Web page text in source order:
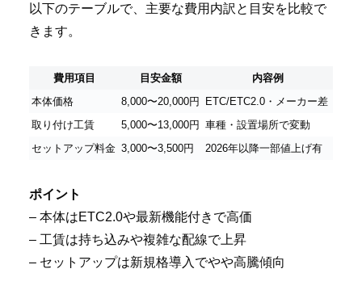
以下のテーブルで、主要な費用内訳と目安を比較で
きます。
費用項目 目安金額
内容例
本体価格
8,000〜20,000円 ETC/ETC2.0・メーカー差
取り付け工賃
5,000〜13,000円 車種・設置場所で変動
セットアップ料金 3,000〜3,500円 2026年以降一部値上げ有
ポイント
– 本体はETC2.0や最新機能付きで高価
– 工賃は持ち込みや複雑な配線で上昇
– セットアップは新規格導入でやや高騰傾向